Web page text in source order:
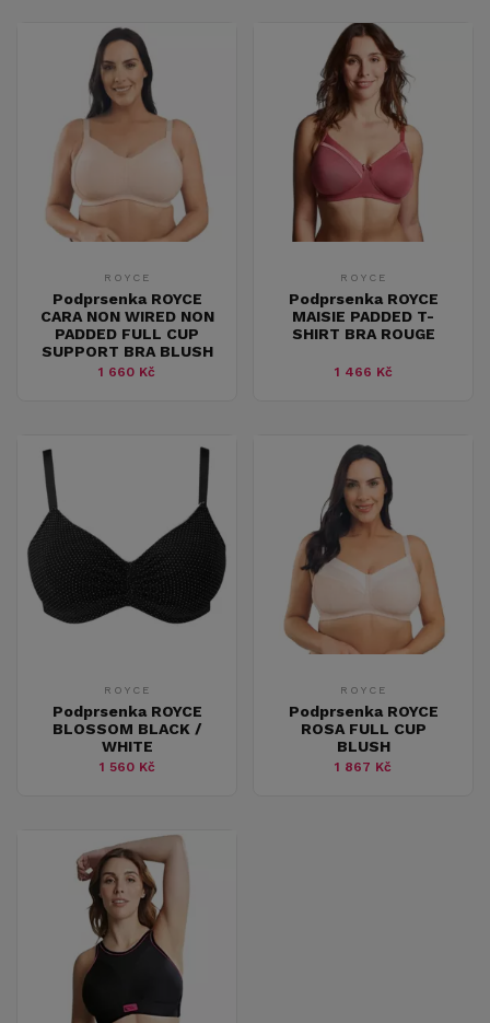
ROYCE
Podprsenka ROYCE
CARA NON WIRED NON
PADDED FULL CUP
SUPPORT BRA BLUSH
1 660 Kč
ROYCE
Podprsenka ROYCE
MAISIE PADDED T-
SHIRT BRA ROUGE
1 466 Kč
ROYCE
Podprsenka ROYCE
BLOSSOM BLACK /
WHITE
1 560 Kč
ROYCE
Podprsenka ROYCE
ROSA FULL CUP
BLUSH
1 867 Kč